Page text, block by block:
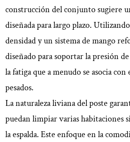
construcción del conjunto sugiere
diseñada para largo plazo.
densidad y un sistema de mango
diseñado para soportar la presión
la fatiga que a menudo se asocia
pesados.
La naturaleza liviana del poste
puedan limpiar varias habitaciones
la espalda. Este enfoque en la